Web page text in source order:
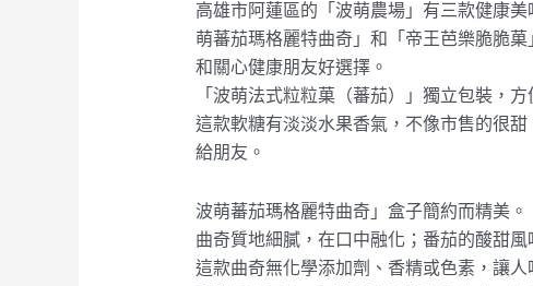
高雄市阿蓮區的「波萌農場」有三款健康
萌蕃茄瑪格麗特曲奇」和「帝王芭樂脆脆
和關心健康朋友好選擇。
「波萌法式粒粒菓（蕃茄）」獨立包裝，
這款軟糖有淡淡水果香氣，不像市售的很
給朋友。
波萌蕃茄瑪格麗特曲奇」盒子簡約而精美。
曲奇質地細膩，在口中融化；番茄的酸甜
這款曲奇無化學添加劑、香精或色素，讓人
瑪
格
麗
特
曲
奇
享
盒